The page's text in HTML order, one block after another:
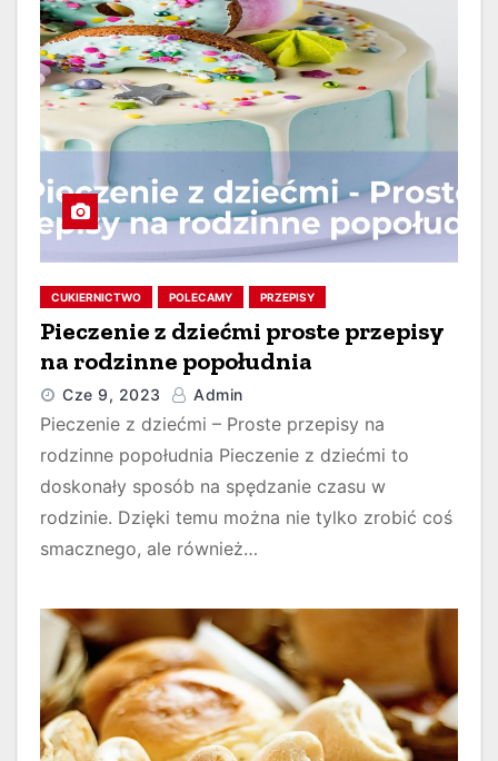
CUKIERNICTWO POLECAMY PRZEPISY
Pieczenie z dziećmi proste przepisy
na rodzinne popołudnia
Cze 9, 2023 Admin
Pieczenie z dziećmi – Proste przepisy na
rodzinne popołudnia Pieczenie z dziećmi to
doskonały sposób na spędzanie czasu w
rodzinie. Dzięki temu można nie tylko zrobić coś
smacznego, ale również…